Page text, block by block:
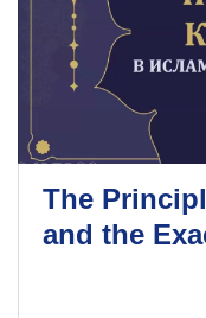
The
and the